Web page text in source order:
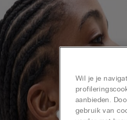
Wil je je
aanbieden.
gebruik van